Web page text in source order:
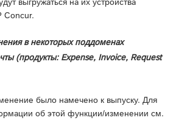
Concur.
в некоторых поддоменах
(продукты: Expense, Invoice, Request
было намечено к выпуску. Для
об этой функции/изменении см.